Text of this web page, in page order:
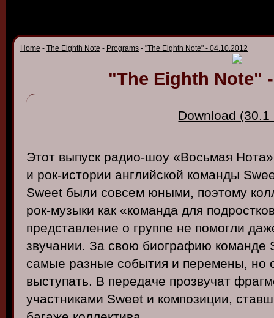
Home - The Eighth Note - Programs - "The Eighth Note" - 04.10.2012
"The Eighth Note"
Download (30.1
Этот выпуск радио-шоу «Восьмая Нота
и рок-истории английской команды
Sweet были совсем юными, поэтому
рок-музыки как «команда для подростко
представление о группе не помогли
звучании. За свою биографию команде
самые разные события и перемены, но
выступать. В передаче прозвучат
участниками Sweet и композиции,